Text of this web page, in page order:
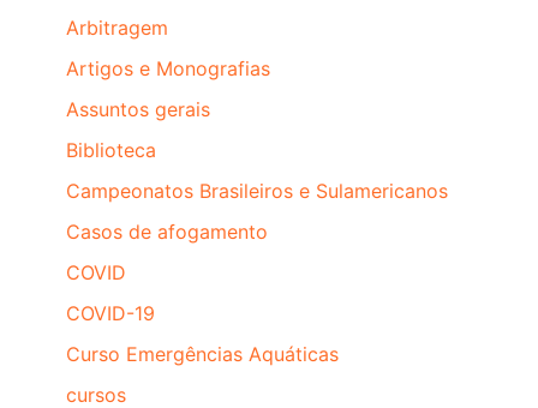
Arbitragem
Artigos e Monografias
Assuntos gerais
Biblioteca
Campeonatos Brasileiros e Sulamericanos
Casos de afogamento
COVID
COVID-19
Curso Emergências Aquáticas
cursos